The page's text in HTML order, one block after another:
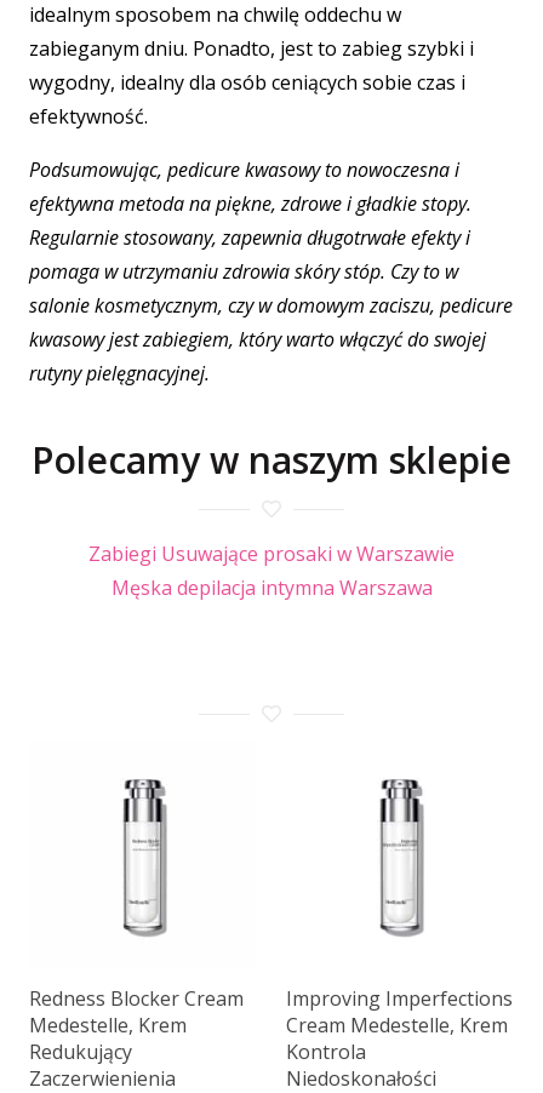
idealnym sposobem na chwilę oddechu w
zabieganym dniu. Ponadto, jest to zabieg szybki i
wygodny, idealny dla osób ceniących sobie czas i
efektywność.
Podsumowując, pedicure kwasowy to nowoczesna i
efektywna metoda na piękne, zdrowe i gładkie stopy.
Regularnie stosowany, zapewnia długotrwałe efekty i
pomaga w utrzymaniu zdrowia skóry stóp. Czy to w
salonie kosmetycznym, czy w domowym zaciszu, pedicure
kwasowy jest zabiegiem, który warto włączyć do swojej
rutyny pielęgnacyjnej.
Polecamy w naszym sklepie
Zabiegi Usuwające prosaki w Warszawie
Męska depilacja intymna Warszawa
Redness Blocker Cream
Medestelle, Krem
Redukujący
Zaczerwienienia
Improving Imperfections
Cream Medestelle, Krem
Kontrola
Niedoskonałości